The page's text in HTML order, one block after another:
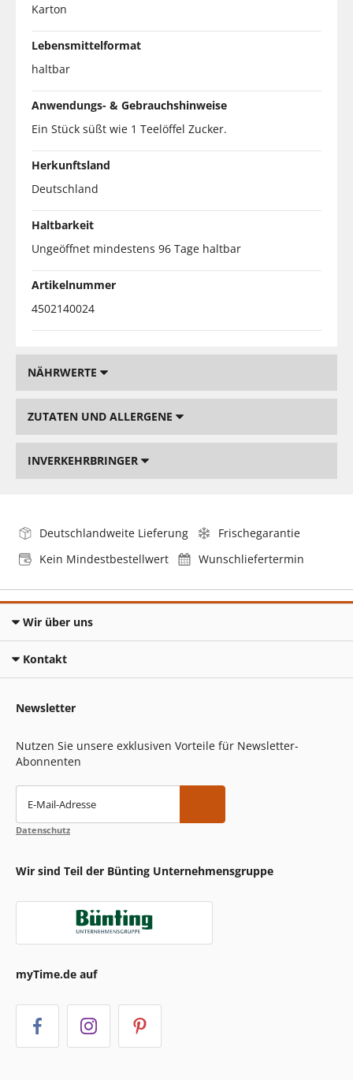
Karton
Lebensmittelformat
haltbar
Anwendungs- & Gebrauchshinweise
Ein Stück süßt wie 1 Teelöffel Zucker.
Herkunftsland
Deutschland
Haltbarkeit
Ungeöffnet mindestens 96 Tage haltbar
Artikelnummer
4502140024
NÄHRWERTE
ZUTATEN UND ALLERGENE
INVERKEHRBRINGER
Deutschlandweite Lieferung
Frischegarantie
Kein Mindestbestellwert
Wunschliefertermin
Wir über uns
Kontakt
Newsletter
Nutzen Sie unsere exklusiven Vorteile für Newsletter-
Abonnenten
E-Mail-Adresse
Datenschutz
Wir sind Teil der Bünting Unternehmensgruppe
myTime.de auf